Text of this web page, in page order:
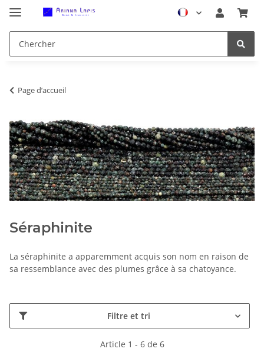
Page d’accueil
Séraphinite
La séraphinite a apparemment acquis son nom en raison de
sa ressemblance avec des plumes grâce à sa chatoyance.
Filtre et tri
Article 1 - 6 de 6